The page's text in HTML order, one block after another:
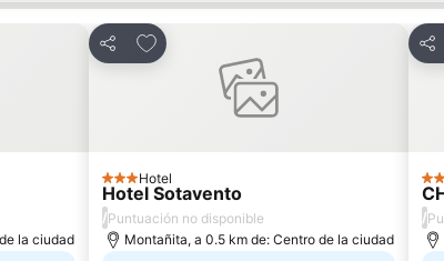
la ciudad
Compartir
Agregar a favoritos
3 Estrellas
Hotel
Hotel Sotavento
/Puntuación no disponible
Montañita, a 0.5 km de: Centro de la ciudad
2
/